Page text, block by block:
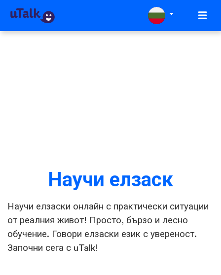
Научи елзаск
Научи елзаски онлайн с практически ситуации
от реалния живот! Просто, бързо и лесно
обучение. Говори елзаски език с увереност.
Започни сега с uTalk!